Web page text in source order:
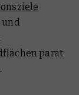
und
parat